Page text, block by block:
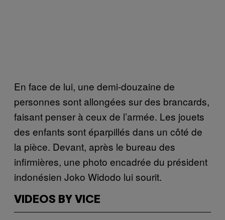
En face de lui, une demi-douzaine de
personnes sont allongées sur des brancards,
faisant penser à ceux de l’armée. Les jouets
des enfants sont éparpillés dans un côté de
la pièce. Devant, après le bureau des
infirmières, une photo encadrée du président
indonésien Joko Widodo lui sourit.
VIDEOS BY VICE